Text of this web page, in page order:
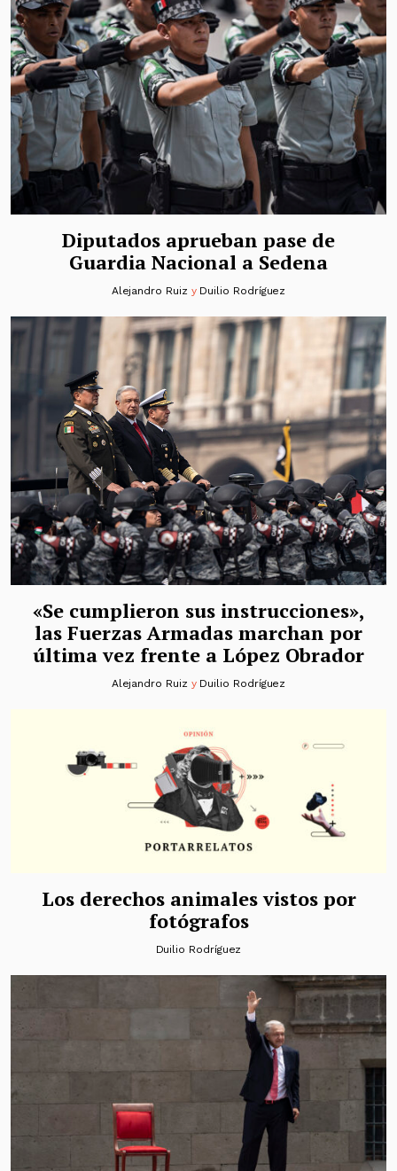
Diputados aprueban pase de
Guardia Nacional a Sedena
Alejandro Ruiz y Duilio Rodríguez
«Se cumplieron sus instrucciones»,
las Fuerzas Armadas marchan por
última vez frente a López Obrador
Alejandro Ruiz y Duilio Rodríguez
Los derechos animales vistos por
fotógrafos
Duilio Rodríguez